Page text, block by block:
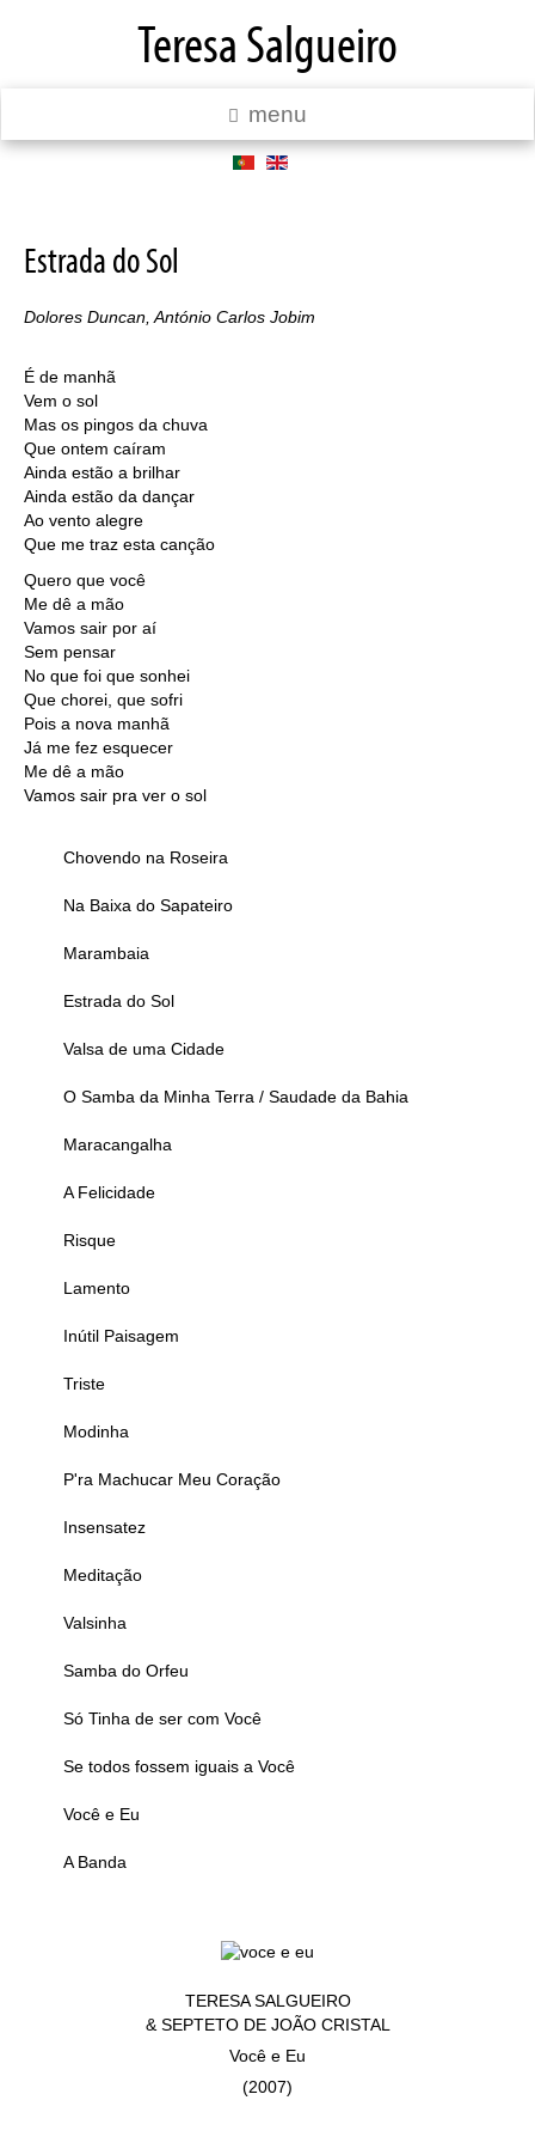
Teresa Salgueiro
menu
Estrada do Sol
Dolores Duncan, António Carlos Jobim
É de manhã
Vem o sol
Mas os pingos da chuva
Que ontem caíram
Ainda estão a brilhar
Ainda estão da dançar
Ao vento alegre
Que me traz esta canção
Quero que você
Me dê a mão
Vamos sair por aí
Sem pensar
No que foi que sonhei
Que chorei, que sofri
Pois a nova manhã
Já me fez esquecer
Me dê a mão
Vamos sair pra ver o sol
Chovendo na Roseira
Na Baixa do Sapateiro
Marambaia
Estrada do Sol
Valsa de uma Cidade
O Samba da Minha Terra / Saudade da Bahia
Maracangalha
A Felicidade
Risque
Lamento
Inútil Paisagem
Triste
Modinha
P'ra Machucar Meu Coração
Insensatez
Meditação
Valsinha
Samba do Orfeu
Só Tinha de ser com Você
Se todos fossem iguais a Você
Você e Eu
A Banda
TERESA SALGUEIRO
& SEPTETO DE JOÃO CRISTAL
Você e Eu
(2007)